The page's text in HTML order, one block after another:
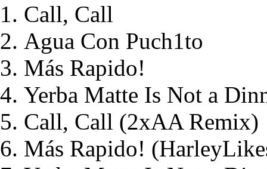
Call, Call
Agua Con Puch1to
Más Rapido!
Yerba Matte Is Not a
Call, Call (2xAARemix)
Más Rapido! (